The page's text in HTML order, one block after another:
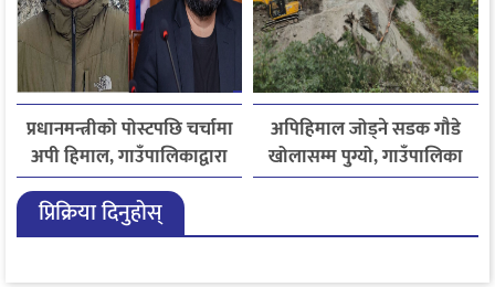
प्रधानमन्त्रीको पोस्टपछि चर्चामा
अपी हिमाल, गाउँपालिकाद्वारा
भ्रमणको निमन्त्रणा
अपिहिमाल जोड्ने सडक गौडे
खोलासम्म पुग्यो, गाउँपालिका
मुकाम सडक सञ्जालसँग जोडिने
प्रिक्रिया दिनुहोस्